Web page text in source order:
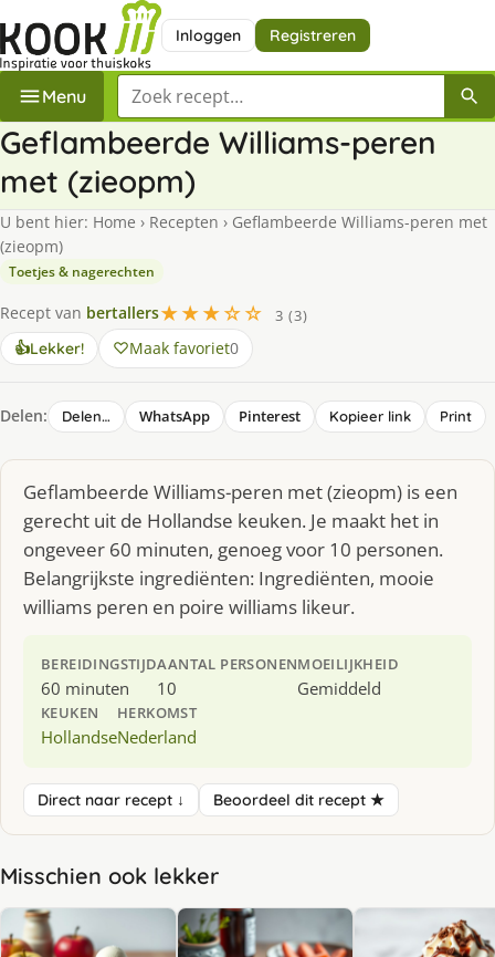
Inloggen Registreren
Menu Zoek een recept
Geflambeerde Williams-peren
met (zieopm)
U bent hier: Home › Recepten › Geflambeerde Williams-peren met
(zieopm)
Toetjes & nagerechten
Recept van bertallers★★★☆☆
3 (3)
👍Lekker! Maak favoriet0
Delen: Delen… WhatsApp Pinterest Kopieer link Print
Geflambeerde Williams-peren met (zieopm) is een
gerecht uit de Hollandse keuken. Je maakt het in
ongeveer 60 minuten, genoeg voor 10 personen.
Belangrijkste ingrediënten: Ingrediënten, mooie
williams peren en poire williams likeur.
BEREIDINGSTIJD
60 minuten
AANTAL PERSONEN
10
MOEILIJKHEID
Gemiddeld
KEUKEN
Hollandse
HERKOMST
Nederland
Direct naar recept ↓ Beoordeel dit recept ★
Misschien ook lekker